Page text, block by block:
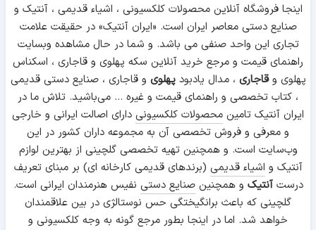
خودصداها ( آیدوفون / Idiophone ) :
صدا در ساز های این رده با
ارتعاش بدنه و از طریق ضربه زدن ، مالش دادن ، کشیدن یا
لرزاندن قطعات ساز تولید می شود. مانند سازهای سنج ، قاشقک
[1] ، ماراکا [2]
اینجا فروشگاه آنلاین محصولات کلکسیونی ، اشیاء قدیمی ، آنتیک و
صنایع دستی معاصر ایران است. «ایران آنتیک» در حقیقت علامت
تجاری این واحد صنفی می باشد. و شما در حال مشاهده وبسایت
راهنمای قیمت و مرجع خرید آنلاین سکه پهلوی و قاجاری ، اسکناس
پهلوی وقاجاری ، مدال یادبودپهلوی و قاجاری ، صنایع دستی قدیمی
، کتاب تخصصی و راهنمای قیمت و غیره ... می‌باشید. تلاش ما در
ایران آنتیک تامین محصولات کلکسیونی دارای اصالت ایرانی و خارجی
و معرفی و فروش تخصصی آن به مجموعه داران کشور در این
وب‌سایت است. و همچنین تهیه تخصصی گلچینی از بهترین لوازم
آنتیک و اشیاء قدیمی (برندهای قدیمی کارخانه ای) بر مبنای تعریف
درستآنتیک و همچنینصنایع دستی نفیس هنرمندان ایرانی است.
گلچینی که باعث برانگیختگی حس نوستالژی در بین علاقمندان
خواهد شد. اما در اینجا بطور مرجع گونه به وجه کلکسیونی و